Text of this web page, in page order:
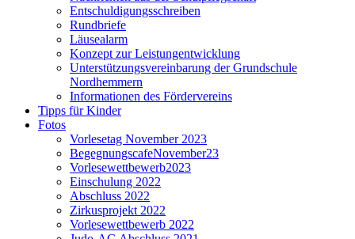
Entschuldigungsschreiben
Rundbriefe
Läusealarm
Konzept zur Leistungentwicklung
Unterstützungsvereinbarung der Grundschule
Nordhemmern
Informationen des Fördervereins
Tipps für Kinder
Fotos
Vorlesetag November 2023
BegegnungscafeNovember23
Vorlesewettbewerb2023
Einschulung 2022
Abschluss 2022
Zirkusprojekt 2022
Vorlesewettbewerb 2022